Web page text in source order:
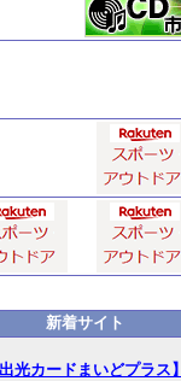
新着サイト
出光カードまいどプラス